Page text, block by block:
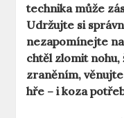
technika může
Udržujte si
nezapomínejte
chtěl zlomit nohu,
zraněním,
hře – i koza